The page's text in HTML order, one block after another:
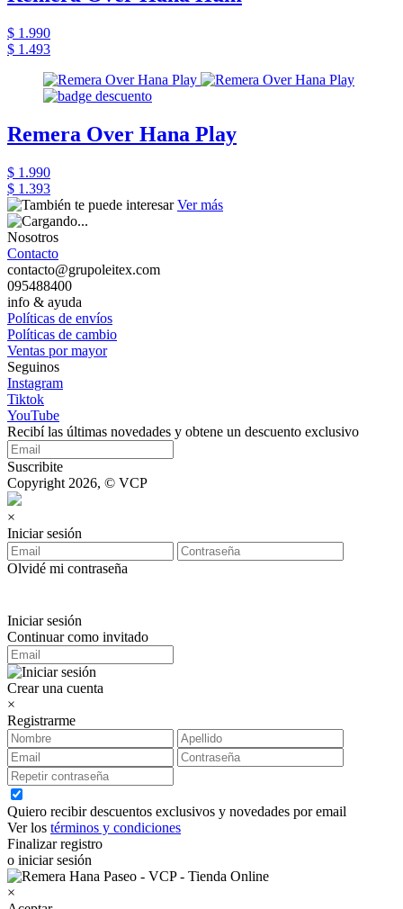
$ 1.990
$ 1.493
Remera Over Hana Play
$ 1.990
$ 1.393
Ver más
Nosotros
Contacto
contacto@grupoleitex.com
095488400
info & ayuda
Políticas de envíos
Políticas de cambio
Ventas por mayor
Seguinos
Instagram
Tiktok
YouTube
Recibí las últimas novedades y obtene un descuento exclusivo
Suscribite
Copyright 2026, © VCP
×
Iniciar sesión
Olvidé mi contraseña
Iniciar sesión
Continuar como invitado
Crear una cuenta
×
Registrarme
Quiero recibir descuentos exclusivos y novedades por email
Ver los términos y condiciones
Finalizar registro
o iniciar sesión
×